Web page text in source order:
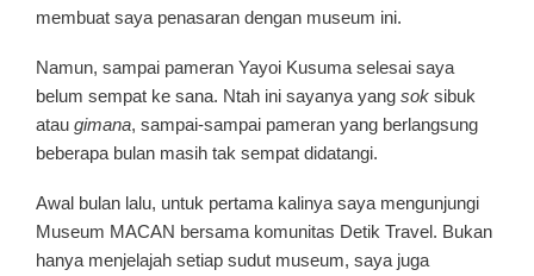
membuat saya penasaran dengan museum ini.
Namun, sampai pameran Yayoi Kusuma selesai saya
belum sempat ke sana. Ntah ini sayanya yang sok sibuk
atau gimana, sampai-sampai pameran yang berlangsung
beberapa bulan masih tak sempat didatangi.
Awal bulan lalu, untuk pertama kalinya saya mengunjungi
Museum MACAN bersama komunitas Detik Travel. Bukan
hanya menjelajah setiap sudut museum, saya juga